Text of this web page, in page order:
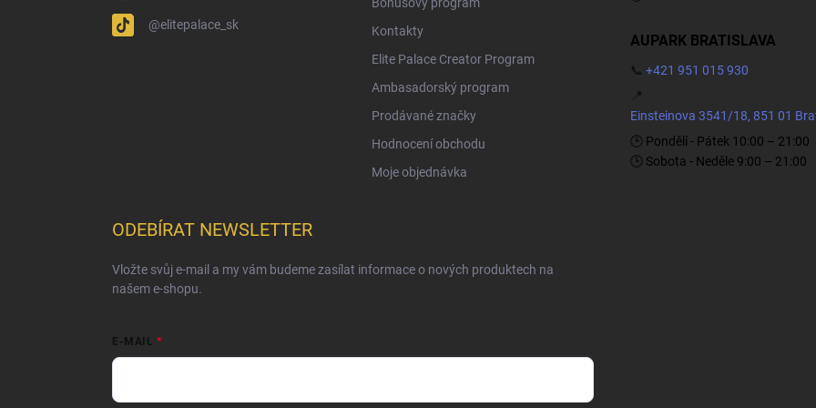
@elitepalace_sk
Bonusový program
Kontakty
Elite Palace Creator Program
Ambasadorský program
Prodávané značky
Hodnocení obchodu
Moje objednávka
AUPARK BRATISLAVA
📞 +421 951 015 930
📍
Einsteinova 3541/18, 851 01
🕒 Pondělí - Pátek 10:00 – 21:00
🕒 Sobota - Neděle 9:00 – 21:00
ODEBÍRAT NEWSLETTER
Vložte svůj e-mail a my vám budeme zasílat informace o nových produktech na
našem e-shopu.
E-MAIL